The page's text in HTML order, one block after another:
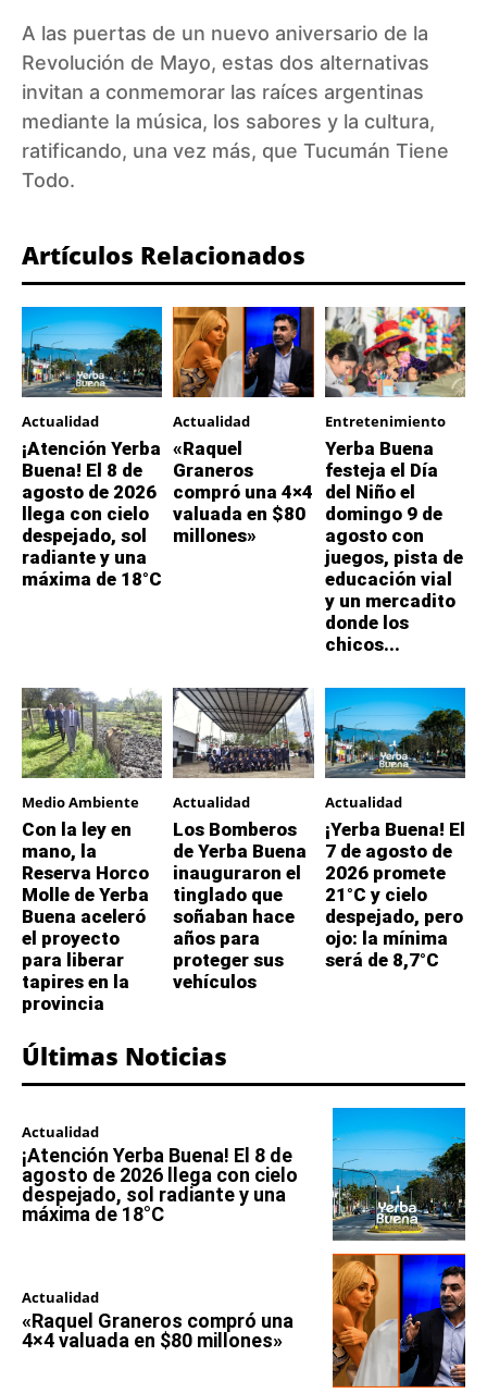
A las puertas de un nuevo aniversario de la
Revolución de Mayo, estas dos alternativas
invitan a conmemorar las raíces argentinas
mediante la música, los sabores y la cultura,
ratificando, una vez más, que Tucumán Tiene
Todo.
Artículos Relacionados
Actualidad
¡Atención Yerba
Buena! El 8 de
agosto de 2026
llega con cielo
despejado, sol
radiante y una
máxima de 18°C
Actualidad
«Raquel
Graneros
compró una 4×4
valuada en $80
millones»
Entretenimiento
Yerba Buena
festeja el Día
del Niño el
domingo 9 de
agosto con
juegos, pista de
educación vial
y un mercadito
donde los
chicos...
Medio Ambiente
Con la ley en
mano, la
Reserva Horco
Molle de Yerba
Buena aceleró
el proyecto
para liberar
tapires en la
provincia
Actualidad
Los Bomberos
de Yerba Buena
inauguraron el
tinglado que
soñaban hace
años para
proteger sus
vehículos
Actualidad
¡Yerba Buena! El
7 de agosto de
2026 promete
21°C y cielo
despejado, pero
ojo: la mínima
será de 8,7°C
Últimas Noticias
Actualidad
¡Atención Yerba Buena! El 8 de
agosto de 2026 llega con cielo
despejado, sol radiante y una
máxima de 18°C
Actualidad
«Raquel Graneros compró una
4×4 valuada en $80 millones»